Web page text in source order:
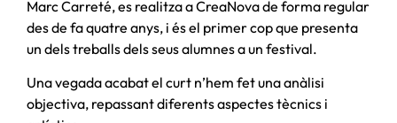
Marc Carreté, es realitza a CreaNova de forma regular
des de fa quatre anys, i és el primer cop que presenta
un dels treballs dels seus alumnes a un festival.
Una vegada acabat el curt n’hem fet una anàlisi
objectiva, repassant diferents aspectes tècnics i